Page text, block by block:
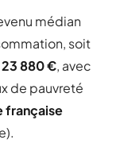
médian
soit
23 880 €, avec
de pauvreté
française